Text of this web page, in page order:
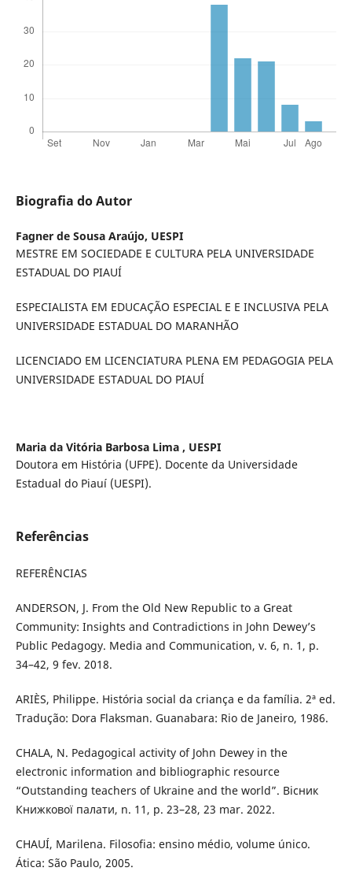
Biografia do Autor
Fagner de Sousa Araújo, UESPI
MESTRE EM SOCIEDADE E CULTURA PELA UNIVERSIDADE
ESTADUAL DO PIAUÍ
ESPECIALISTA EM EDUCAÇÃO ESPECIAL E E INCLUSIVA PELA
UNIVERSIDADE ESTADUAL DO MARANHÃO
LICENCIADO EM LICENCIATURA PLENA EM PEDAGOGIA PELA
UNIVERSIDADE ESTADUAL DO PIAUÍ
Maria da Vitória Barbosa Lima , UESPI
Doutora em História (UFPE). Docente da Universidade
Estadual do Piauí (UESPI).
Referências
REFERÊNCIAS
ANDERSON, J. From the Old New Republic to a Great
Community: Insights and Contradictions in John Dewey’s
Public Pedagogy. Media and Communication, v. 6, n. 1, p.
34–42, 9 fev. 2018.
ARIÈS, Philippe. História social da criança e da família. 2ª ed.
Tradução: Dora Flaksman. Guanabara: Rio de Janeiro, 1986.
CHALA, N. Pedagogical activity of John Dewey in the
electronic information and bibliographic resource
“Outstanding teachers of Ukraine and the world”. Вісник
Книжкової палати, n. 11, p. 23–28, 23 mar. 2022.
CHAUÍ, Marilena. Filosofia: ensino médio, volume único.
Ática: São Paulo, 2005.